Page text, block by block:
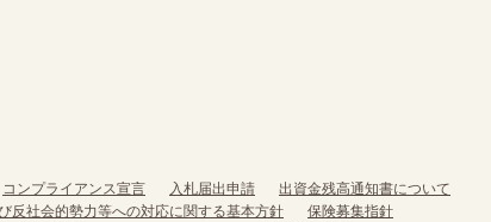
コンプライアンス宣言 入札届出申請
出資金残高通知書について
反社会的勢力等への対応に関する基本方針
保険募集指針